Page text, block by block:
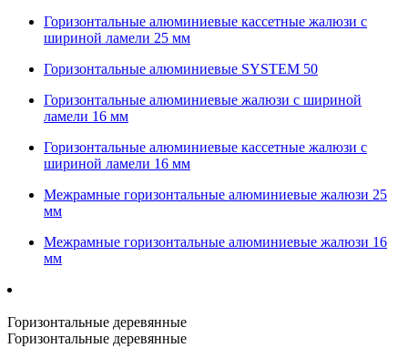
Горизонтальные алюминиевые кассетные жалюзи с
шириной ламели 25 мм
Горизонтальные алюминиевые SYSTEM 50
Горизонтальные алюминиевые жалюзи с шириной
ламели 16 мм
Горизонтальные алюминиевые кассетные жалюзи с
шириной ламели 16 мм
Межрамные горизонтальные алюминиевые жалюзи 25
мм
Межрамные горизонтальные алюминиевые жалюзи 16
мм
Горизонтальные деревянные
Горизонтальные деревянные